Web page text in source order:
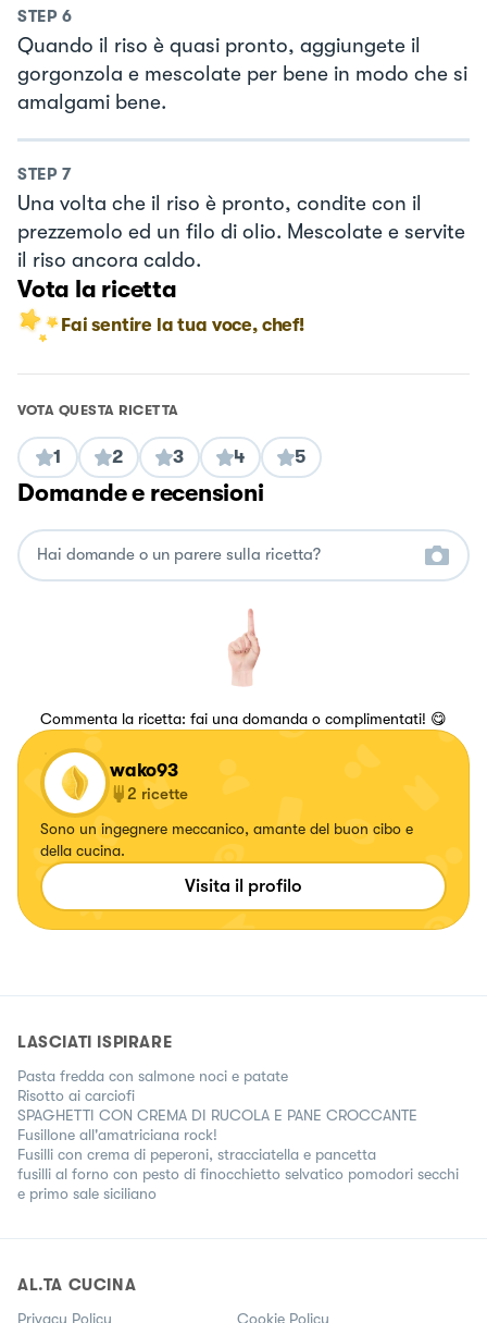
STEP 6
Quando il riso è quasi pronto, aggiungete il
gorgonzola e mescolate per bene in modo che si
amalgami bene.
STEP 7
Una volta che il riso è pronto, condite con il
prezzemolo ed un filo di olio. Mescolate e servite
il riso ancora caldo.
Vota la ricetta
Fai sentire la tua voce, chef!
VOTA QUESTA RICETTA
1 2 3 4 5
Domande e recensioni
Commenta la ricetta: fai una domanda o complimentati! 😋
wako93
2 ricette
Sono un ingegnere meccanico, amante del buon cibo e
della cucina.
Visita il profilo
LASCIATI ISPIRARE
Pasta fredda con salmone noci e patate
Risotto ai carciofi
SPAGHETTI CON CREMA DI RUCOLA E PANE CROCCANTE
Fusillone all'amatriciana rock!
Fusilli con crema di peperoni, stracciatella e pancetta
fusilli al forno con pesto di finocchietto selvatico pomodori secchi
e primo sale siciliano
AL.TA CUCINA
Privacy Policy Cookie Policy